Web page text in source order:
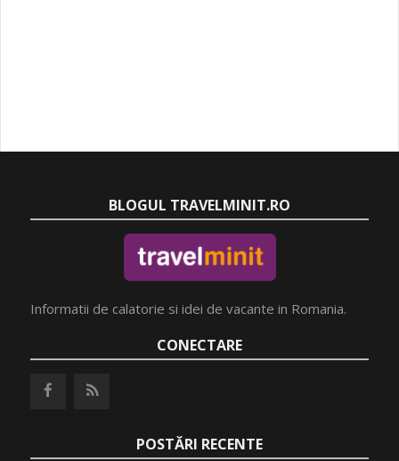
BLOGUL TRAVELMINIT.RO
Informatii de calatorie si idei de vacante in Romania.
CONECTARE
POSTĂRI RECENTE